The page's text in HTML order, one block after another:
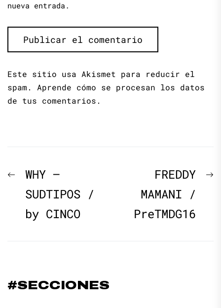
nueva entrada.
Este sitio usa Akismet para reducir el
spam. Aprende cómo se procesan los datos
de tus comentarios.
Navegación
de
entradas
Previous
post:
WHY –
SUDTIPOS /
by CINCO
FREDDY
MAMANI /
PreTMDG16
#SECCIONES